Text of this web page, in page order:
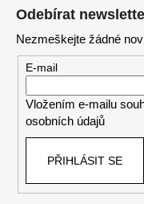
Odebírat
Nezmeškejte žádné
E-mail
Vložením e-mailu
osobních údajů
PŘIHLÁSIT SE